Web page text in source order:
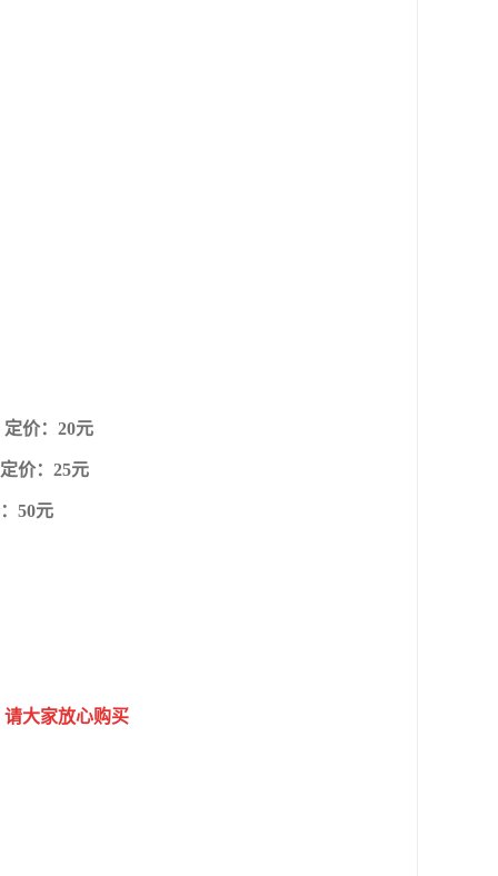
价：20元
价：25元
50元
大家放心购买